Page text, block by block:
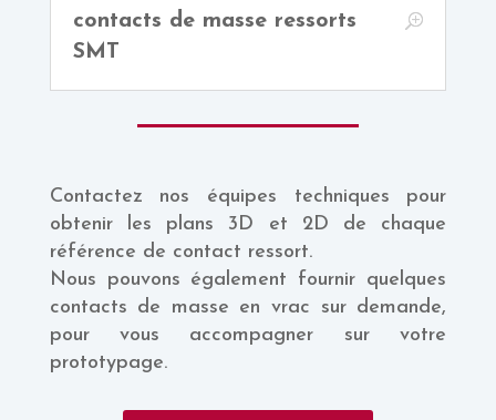
contacts de masse ressorts
SMT
Contactez nos équipes techniques pour
obtenir les plans 3D et 2D de chaque
référence de contact ressort.
Nous pouvons également fournir quelques
contacts de masse en vrac sur demande,
pour vous accompagner sur votre
prototypage.